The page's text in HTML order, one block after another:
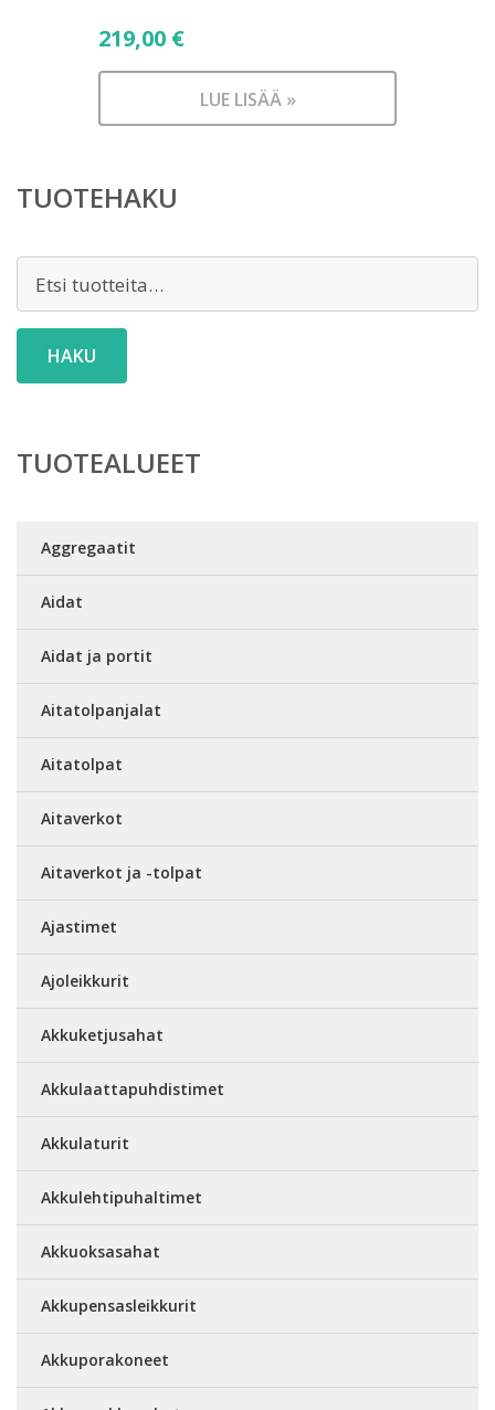
219,00 €
LUE LISÄÄ »
TUOTEHAKU
HAKU
TUOTEALUEET
Aggregaatit
Aidat
Aidat ja portit
Aitatolpanjalat
Aitatolpat
Aitaverkot
Aitaverkot ja -tolpat
Ajastimet
Ajoleikkurit
Akkuketjusahat
Akkulaattapuhdistimet
Akkulaturit
Akkulehtipuhaltimet
Akkuoksasahat
Akkupensasleikkurit
Akkuporakoneet